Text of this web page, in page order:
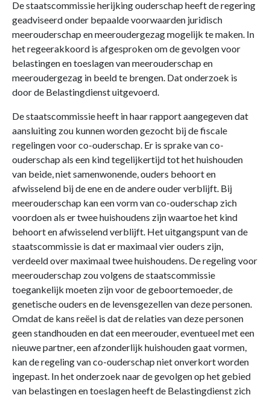
De staatscommissie herijking ouderschap heeft de regering
geadviseerd onder bepaalde voorwaarden juridisch
meerouderschap en meeroudergezag mogelijk te maken. In
het regeerakkoord is afgesproken om de gevolgen voor
belastingen en toeslagen van meerouderschap en
meeroudergezag in beeld te brengen. Dat onderzoek is
door de Belastingdienst uitgevoerd.
De staatscommissie heeft in haar rapport aangegeven dat
aansluiting zou kunnen worden gezocht bij de fiscale
regelingen voor co-ouderschap. Er is sprake van co-
ouderschap als een kind tegelijkertijd tot het huishouden
van beide, niet samenwonende, ouders behoort en
afwisselend bij de ene en de andere ouder verblijft. Bij
meerouderschap kan een vorm van co-ouderschap zich
voordoen als er twee huishoudens zijn waartoe het kind
behoort en afwisselend verblijft. Het uitgangspunt van de
staatscommissie is dat er maximaal vier ouders zijn,
verdeeld over maximaal twee huishoudens. De regeling voor
meerouderschap zou volgens de staatscommissie
toegankelijk moeten zijn voor de geboortemoeder, de
genetische ouders en de levensgezellen van deze personen.
Omdat de kans reëel is dat de relaties van deze personen
geen standhouden en dat een meerouder, eventueel met een
nieuwe partner, een afzonderlijk huishouden gaat vormen,
kan de regeling van co-ouderschap niet onverkort worden
ingepast. In het onderzoek naar de gevolgen op het gebied
van belastingen en toeslagen heeft de Belastingdienst zich